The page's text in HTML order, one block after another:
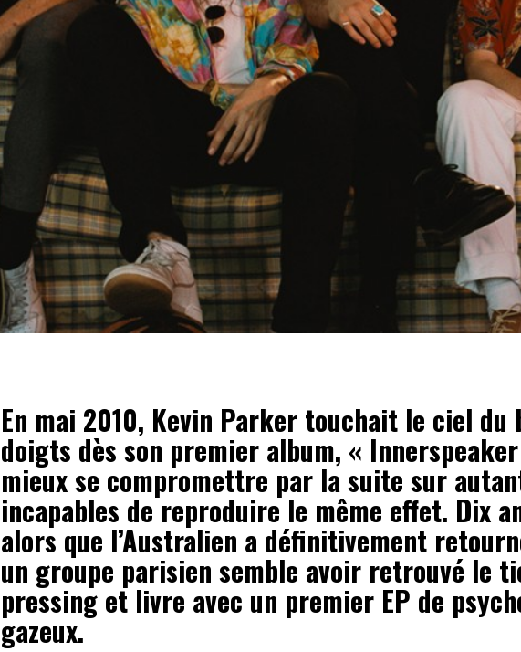
En mai 2010, Kevin Parker touchait le ciel du
doigts dès son premier album, «
mieux se compromettre par la suite sur
incapables de reproduire le même effet. Dix
alors que l’Australien a définitivement
un groupe parisien semble avoir retrouvé le
pressing et livre avec un premier EP de
gazeux.